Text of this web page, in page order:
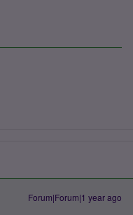
Forum|Forum|1 year ago